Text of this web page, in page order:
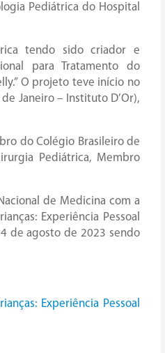
Pediátrica do Hospital
tendo sido criador e
para Tratamento do
O projeto teve início no
Janeiro – Instituto D’Or),
do Colégio Brasileiro de
Pediátrica, Membro
de Medicina com a
Experiência Pessoal
de agosto de 2023 sendo
Experiência Pessoal